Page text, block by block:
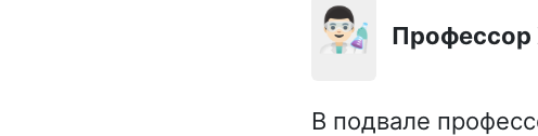
👨🏻‍🔬
В подвале